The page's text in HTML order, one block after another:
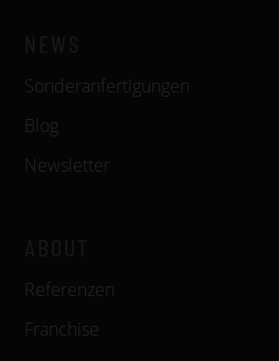
Sonderanfertigungen
Blog
Newsletter
Referenzen
Franchise